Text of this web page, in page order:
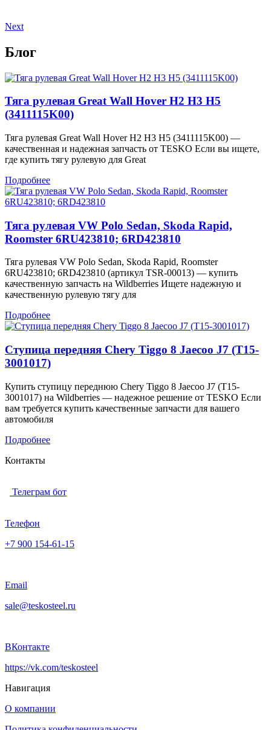
Next
Блог
Тяга рулевая Great Wall Hover H2 H3 H5
(3411115K00)
Тяга рулевая Great Wall Hover H2 H3 H5 (3411115K00) —
качественная и надежная запчасть от TESKO Если вы ищете,
где купить тягу рулевую для Great
Подробнее
Тяга рулевая VW Polo Sedan, Skoda Rapid,
Roomster 6RU423810; 6RD423810
Тяга рулевая VW Polo Sedan, Skoda Rapid, Roomster
6RU423810; 6RD423810 (артикул TSR-00013) — купить
качественную запчасть на Wildberries Ищете надежную и
качественную рулевую тягу для
Подробнее
Ступица передняя Chery Tiggo 8 Jaecoo J7 (T15-
3001017)
Купить ступицу переднюю Chery Tiggo 8 Jaecoo J7 (T15-
3001017) на Wildberries — надежное решение от TESKO Если
вам требуется купить качественные запчасти для вашего
автомобиля
Подробнее
Контакты
Телеграм бот
Телефон
+7 900 154-61-15
Email
sale@teskosteel.ru
ВКонтакте
https://vk.com/teskosteel
Навигация
О компании